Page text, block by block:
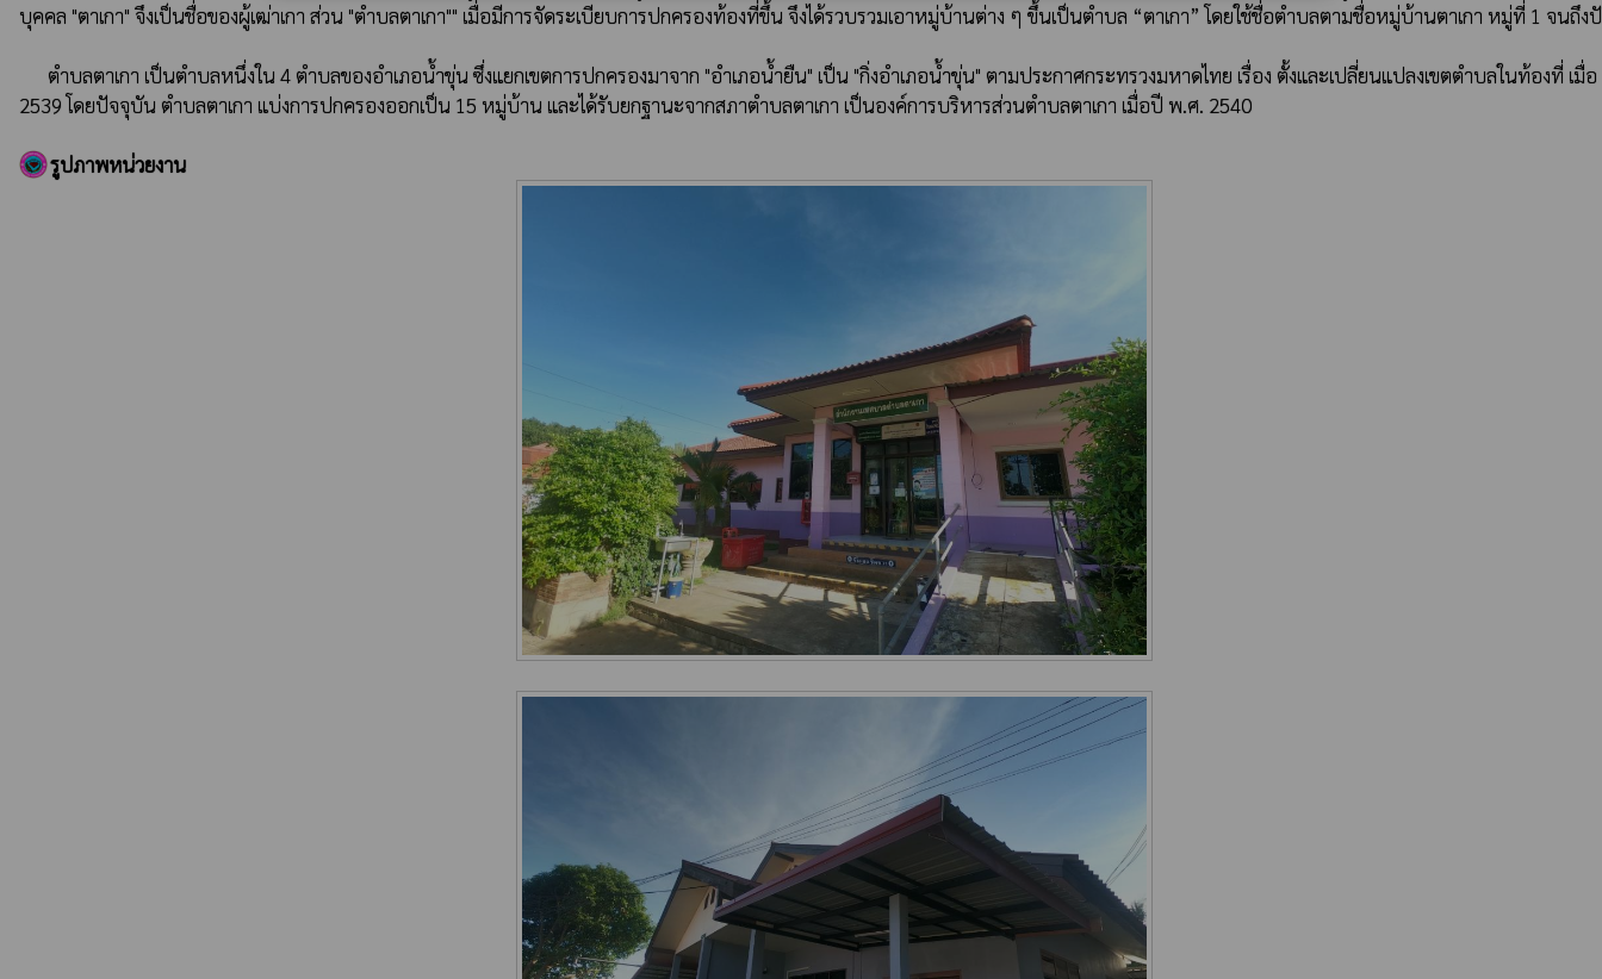
บุคคล "ตาเกา" จึงเป็นชื่อของผู้เฒ่าเกา ส่วน "ตำบลตาเกา"" เมื่อมีการจัดระเบียบการปกครองท้องที่ขึ้น จึงได้รวบรวมเอาหมู่บ้านต่าง ๆ ขึ้นเป็นตำบล “ตาเกา” โดยใช้ชื่อตำบลตามชื่อหมู่บ้านตาเกา หมู่ที่ 1 จนถึ
2539 โดยปัจจุบัน ตำบลตาเกา แบ่งการปกครองออกเป็น 15 หมู่บ้าน และได้รับยกฐานะจากสภาตำบลตาเกา เป็นองค์การบริหารส่วนตำบลตาเกา เมื่อปี พ.ศ. 2540
รูปภาพหน่วยงาน